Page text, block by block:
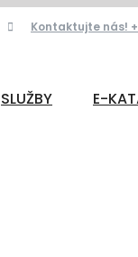
Kontaktujte nás!
SLUŽBY E-